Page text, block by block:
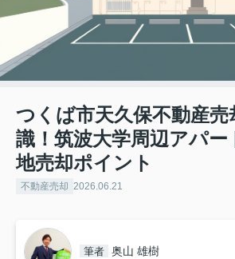
つくば市天久保不動産売
識！筑波大学周辺アパー
地売却ポイント
不動産売却 2026.06.21
筆者 奥山 雄樹